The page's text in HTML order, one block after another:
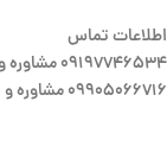
اطلاعات تماس
09197746534 مشاوره و پشتیبانی
09905066716 مشاوره و پشتیبانی